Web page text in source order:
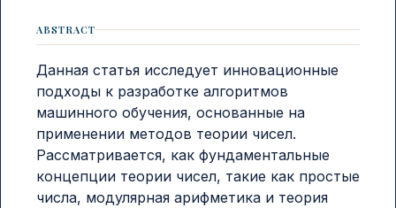
ABSTRACT
Данная статья исследует инновационные
подходы к разработке алгоритмов
машинного обучения, основанные на
применении методов теории чисел.
Рассматривается, как фундаментальные
концепции теории чисел, такие как простые
числа, модулярная арифметика и теория